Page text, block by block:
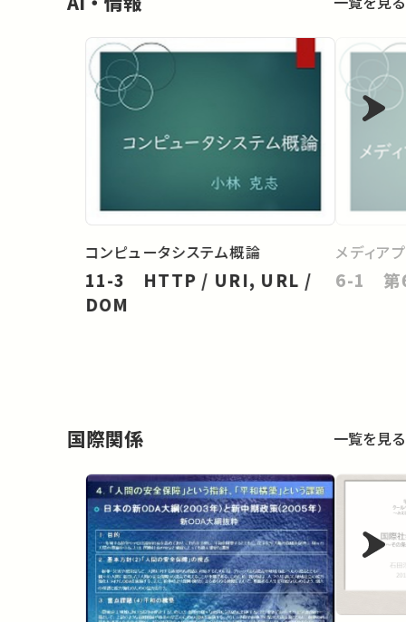
コンピュータシステム概論
11-3 HTTP / URI, URL /
DOM
メディア
6-1 第
国際関係 一覧を見る